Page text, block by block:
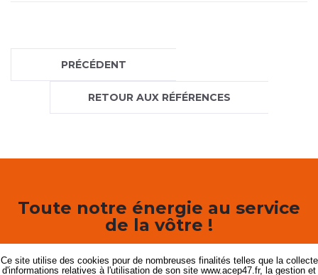
PRÉCÉDENT
RETOUR AUX RÉFÉRENCES
Toute notre énergie au service
de la vôtre !
DEMANDER UN DEVIS
Ce site utilise des cookies pour de nombreuses finalités telles que la collecte
d'informations relatives à l'utilisation de son site www.acep47.fr, la gestion et